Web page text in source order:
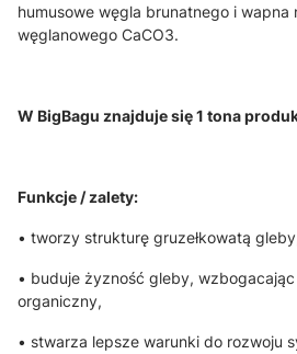
humusowe węgla brunatnego i wapna
węglanowego CaCO3.
W BigBagu znajduje się 1 tona
Funkcje / zalety:
• tworzy strukturę gruzełkowatą
• buduje żyzność gleby,
organiczny,
• stwarza lepsze warunki do rozwoju